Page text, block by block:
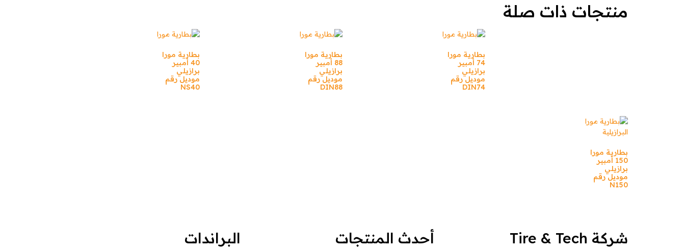
منتجات ذات صلة
بطارية مورا
74 أمبير
برازيلي
موديل رقم
DIN74
بطارية مورا
88 أمبير
برازيلي
موديل رقم
DIN88
بطارية مورا
40 أمبير
برازيلي
موديل رقم
NS40
بطارية مورا
150 أمبير
برازيلي
موديل رقم
N150
شركة Tire & Tech أحدث المنتجات البراندات